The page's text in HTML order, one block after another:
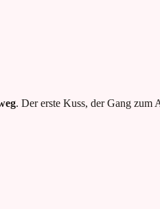
. Der erste Kuss, der Gang zum